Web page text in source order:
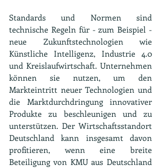
Standards und Normen sind
technische Regeln für - zum Beispiel -
neue Zukunftstechnologien wie
Künstliche Intelligenz, Industrie 4.0
und Kreislaufwirtschaft. Unternehmen
können sie nutzen, um den
Markteintritt neuer Technologien und
die Marktdurchdringung innovativer
Produkte zu beschleunigen und zu
unterstützen. Der Wirtschaftsstandort
Deutschland kann insgesamt davon
profitieren, wenn eine breite
Beteiligung von KMU aus Deutschland